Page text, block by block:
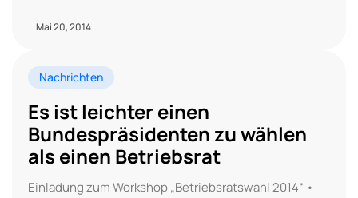
Mai 20, 2014
Nachrichten
Es ist leichter einen
Bundespräsidenten zu wählen
als einen Betriebsrat
Einladung zum Workshop „Betriebsratswahl 2014“ •